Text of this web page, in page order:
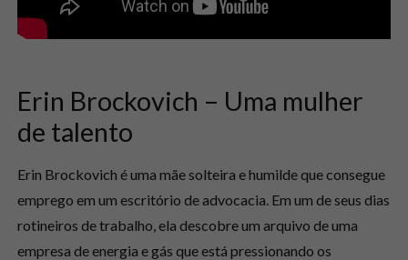
Erin Brockovich – Uma mulher
de talento
Erin Brockovich é uma mãe solteira e humilde que consegue
emprego em um escritório de advocacia. Em um de seus dias
rotineiros de trabalho, ela descobre um arquivo de uma
empresa de energia e gás que está pressionando os